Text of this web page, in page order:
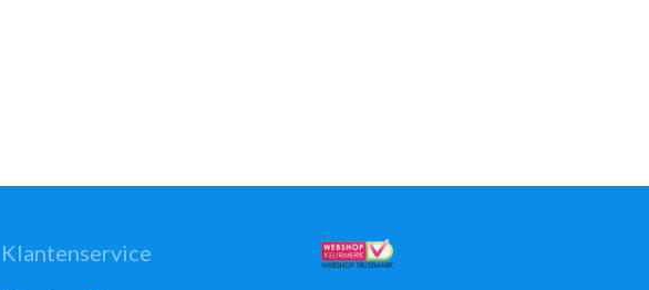
Klantenservice